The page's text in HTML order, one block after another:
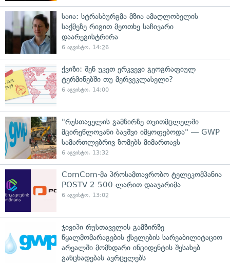
საია: სტრასბურგმა მზია ამაღლობელის
საქმეზე რიგით მეოთხე საჩივარი
დაარეგისტრირა
6 აგვისტო, 14:26
ქვიზი: შენ უკეთ ერკვევი გეოგრაფიულ
ტერმინებში თუ მერვეკლასელი?
6 აგვისტო, 14:00
"რუსთაველის გამზირზე თვითმცლელში
მცირეწლოვანი ბავშვი იმყოფებოდა" — GWP
სამართლებრივ ზომებს მიმართავს
6 აგვისტო, 13:32
ComCom-მა პროსამთავრობო ტელეკომპანია
POSTV 2 500 ლარით დააჯარიმა
6 აგვისტო, 13:02
ჯივიპი რუსთაველის გამზირზე
წყალმომარაგების ქსელების სარეაბილიტაციო
არეალში მომხდარი ინციდენტის შესახებ
განცხადებას ავრცელებს